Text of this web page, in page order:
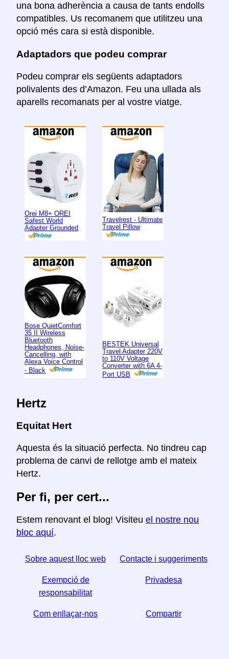
una bona adherència a causa de tants endolls
compatibles. Us recomanem que utilitzeu una
opció més cara si està disponible.
Adaptadors que podeu comprar
Podeu comprar els següents adaptadors
polivalents des d’Amazon. Feu una ullada als
aparells recomanats per al vostre viatge.
Orei M8+ OREI
Safest World
Adapter Grounded
Travelrest - Ultimate
Travel Pillow
Bose QuietComfort
35 II Wireless
Bluetooth
Headphones, Noise-
Cancelling, with
Alexa Voice Control
- Black
BESTEK Universal
Travel Adapter 220V
to 110V Voltage
Converter with 6A 4-
Port USB
Hertz
Equitat Hert
Aquesta és la situació perfecta. No tindreu cap
problema de canvi de rellotge amb el mateix
Hertz.
Per fi, per cert...
Estem renovant el blog! Visiteu el nostre nou
bloc aquí.
Sobre aquest lloc web Contacte i suggeriments
Exempció de
responsabilitat
Privadesa
Com enllaçar-nos Compartir